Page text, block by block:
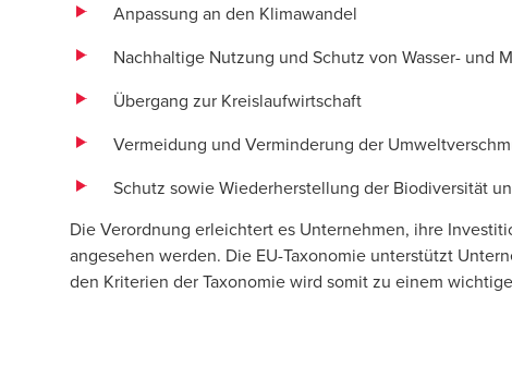
Anpassung an den Klimawandel
Nachhaltige Nutzung und Schutz von Wasser- und
Übergang zur Kreislaufwirtschaft
Vermeidung und Verminderung der
Schutz sowie Wiederherstellung der Biodiversität
Die Verordnung erleichtert es Unternehmen, ihre
angesehen werden. Die EU-Taxonomie unterstützt
den Kriterien der Taxonomie wird somit zu einem